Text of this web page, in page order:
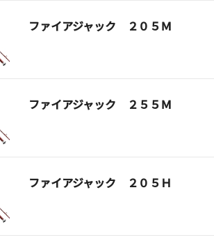
ファイアジャック ２０５Ｍ
ファイアジャック ２５５Ｍ
ファイアジャック ２０５Ｈ